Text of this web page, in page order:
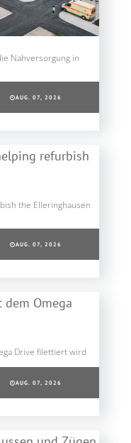
Nahversorgung in
AUG. 07, 2026
the Elleringhausen
AUG. 07, 2026
Drive filettiert wird
AUG. 07, 2026